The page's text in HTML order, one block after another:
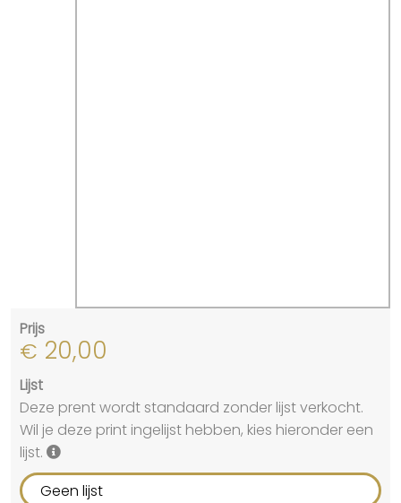
Prijs
€ 20,00
Lijst
Deze prent wordt standaard zonder lijst verkocht.
Wil je deze print ingelijst hebben, kies hieronder een
lijst.
Geen lijst